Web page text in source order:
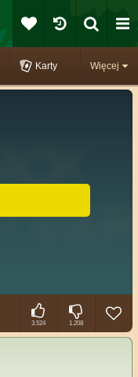
Więcej
Karty
3.524 1.208